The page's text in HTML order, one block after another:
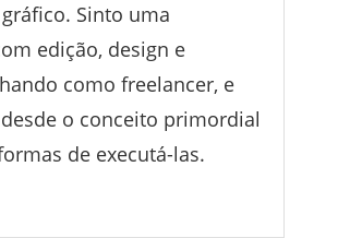
Sinto uma
edição, design e
como freelancer, e
o conceito primordial
de executá-las.